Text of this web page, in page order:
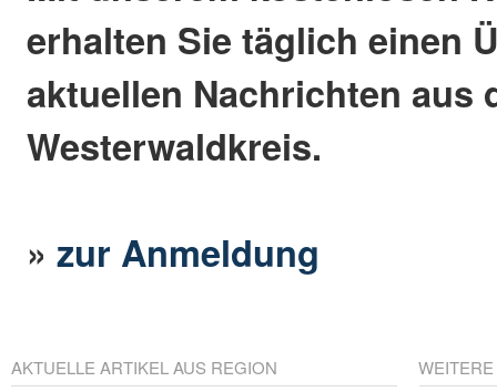
erhalten Sie täglich einen
aktuellen Nachrichten aus
Westerwaldkreis.
»zur Anmeldung
AKTUELLE ARTIKEL AUS REGION